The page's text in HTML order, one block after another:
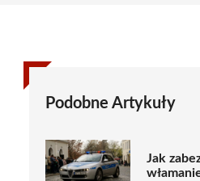
Podobne Artykuły
Jak